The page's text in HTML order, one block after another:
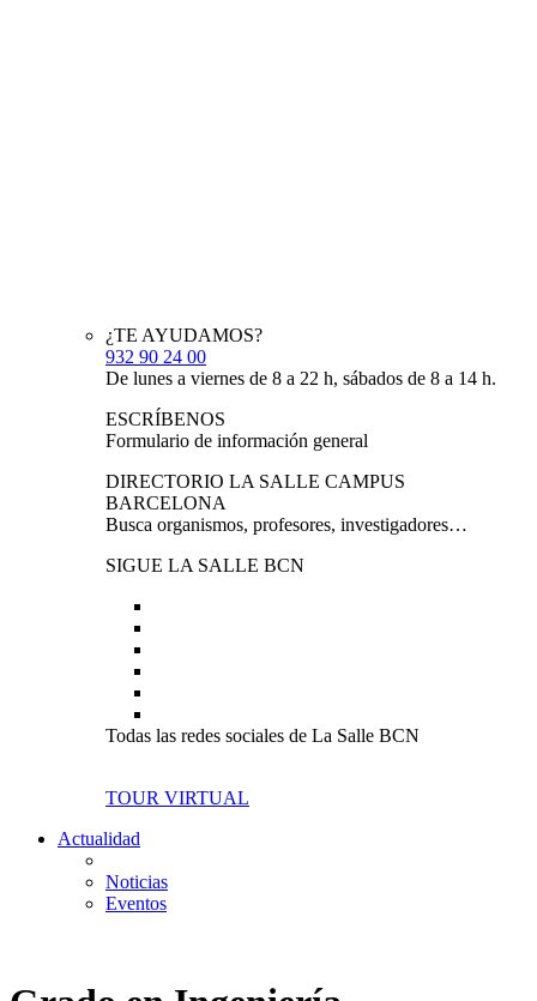
¿TE AYUDAMOS?
932 90 24 00
De lunes a viernes de 8 a 22 h, sábados de 8 a 14 h.
ESCRÍBENOS
Formulario de información general
DIRECTORIO LA SALLE CAMPUS
BARCELONA
Busca organismos, profesores, investigadores…
SIGUE LA SALLE BCN
Todas las redes sociales de La Salle BCN
TOUR VIRTUAL
Actualidad
Noticias
Eventos